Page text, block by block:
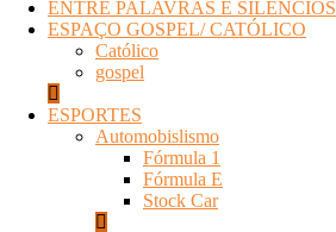
ENTRE PALAVRAS E SILÊNCIOS
ESPAÇO GOSPEL/ CATÓLICO
Católico
gospel
ESPORTES
Automobislismo
Fórmula 1
Fórmula E
Stock Car